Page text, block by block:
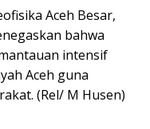
Aceh Besar,
bahwa
intensif
Aceh guna
(Rel/ M Husen)